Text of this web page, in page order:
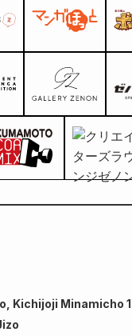
Kichijoji Minamicho